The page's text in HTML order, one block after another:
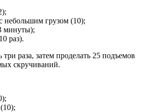
небольшим грузом (10);
минуты);
раз).
раза, затем проделать 25 подъемов
скручиваний.